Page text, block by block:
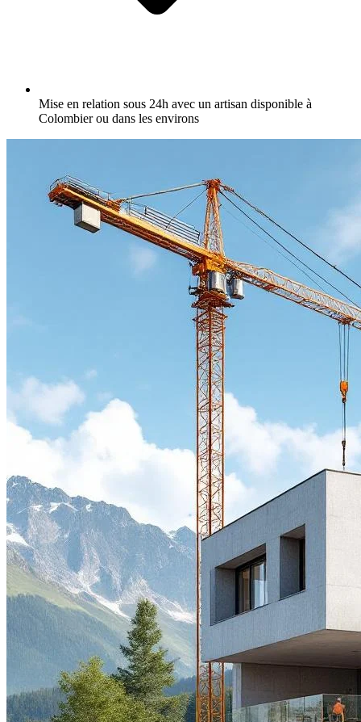
Mise en relation sous 24h avec un artisan disponible à
Colombier ou dans les environs